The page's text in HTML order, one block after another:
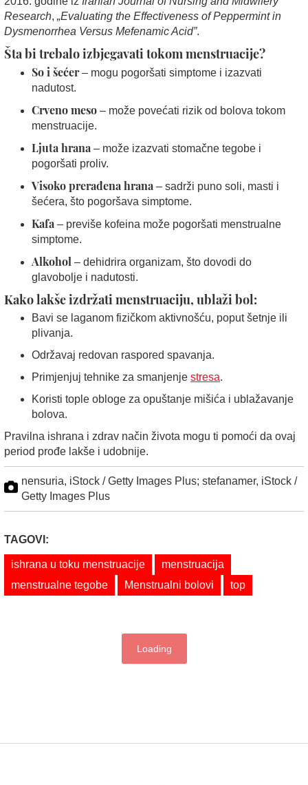
Research, „Evaluating the Effectiveness of Peppermint in
Dysmenorrhea Versus Mefenamic Acid”.
Šta bi trebalo izbjegavati tokom menstruacije?
So i šećer– mogu pogoršati simptome i izazvati
nadutost.
Crveno meso – može povećati rizik od bolova tokom
menstruacije.
Ljuta hrana – može izazvati stomačne tegobe i
pogoršati proliv.
Visoko prerađena hrana – sadrži puno soli, masti i
šećera, što pogoršava simptome.
Kafa – previše kofeina može pogoršati menstrualne
simptome.
Alkohol – dehidrira organizam, što dovodi do
glavobolje i nadutosti.
Kako lakše izdržati menstruaciju, ublaži bol:
Bavi se laganom fizičkom aktivnošću, poput šetnje ili
plivanja.
Održavaj redovan raspored spavanja.
Primjenjuj tehnike za smanjenje stresa.
Koristi tople obloge za opuštanje mišića i ublažavanje
bolova.
Pravilna ishrana i zdrav način života mogu ti pomoći da ovaj
period prođe lakše i udobnije.
nensuria, iStock / Getty Images Plus; stefanamer, iStock /
Getty Images Plus
TAGOVI:
ishrana u toku menstruacije
menstruacija
menstrualne tegobe
Menstrualni bolovi top
Loading